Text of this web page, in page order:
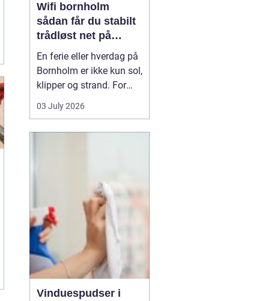
Wifi bornholm
sådan får du stabilt
trådløst net på
klippeøen
En ferie eller hverdag på
Bornholm er ikke kun sol,
klipper og strand. For
mange er en stabil
internetforbindelse
sommerhuset eller driver
en mindre virksomhed...
03 July 2026
Vinduespudser i